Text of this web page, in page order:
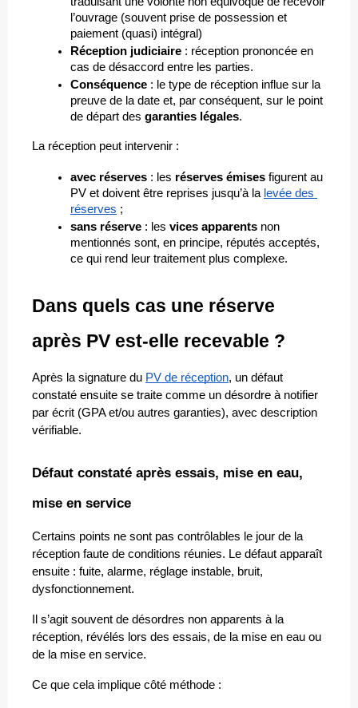
l’ouvrage (souvent prise de possession et
paiement (quasi) intégral)
Réception judiciaire : réception prononcée en
cas de désaccord entre les parties.
Conséquence : le type de réception influe sur la
preuve de la date et, par conséquent, sur le point
de départ des garanties légales.
La réception peut intervenir :
avec réserves : les réserves émises figurent au
PV et doivent être reprises jusqu’à la levée des
réserves ;
sans réserve : les vices apparents non
mentionnés sont, en principe, réputés acceptés,
ce qui rend leur traitement plus complexe.
Dans quels cas une réserve
après PV est-elle recevable ?
Après la signature du PV de réception, un défaut
constaté ensuite se traite comme un désordre à notifier
par écrit (GPA et/ou autres garanties), avec description
vérifiable.
Défaut constaté après essais, mise en eau,
mise en service
Certains points ne sont pas contrôlables le jour de la
réception faute de conditions réunies. Le défaut apparaît
ensuite : fuite, alarme, réglage instable, bruit,
dysfonctionnement.
Il s’agit souvent de désordres non apparents à la
réception, révélés lors des essais, de la mise en eau ou
de la mise en service.
Ce que cela implique côté méthode :